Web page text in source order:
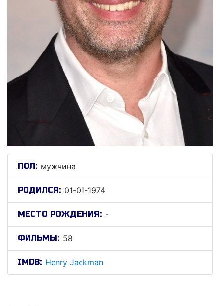
ПОЛ: мужчина
РОДИЛСЯ: 01-01-1974
МЕСТО РОЖДЕНИЯ: -
ФИЛЬМЫ: 58
IMDB: Henry Jackman